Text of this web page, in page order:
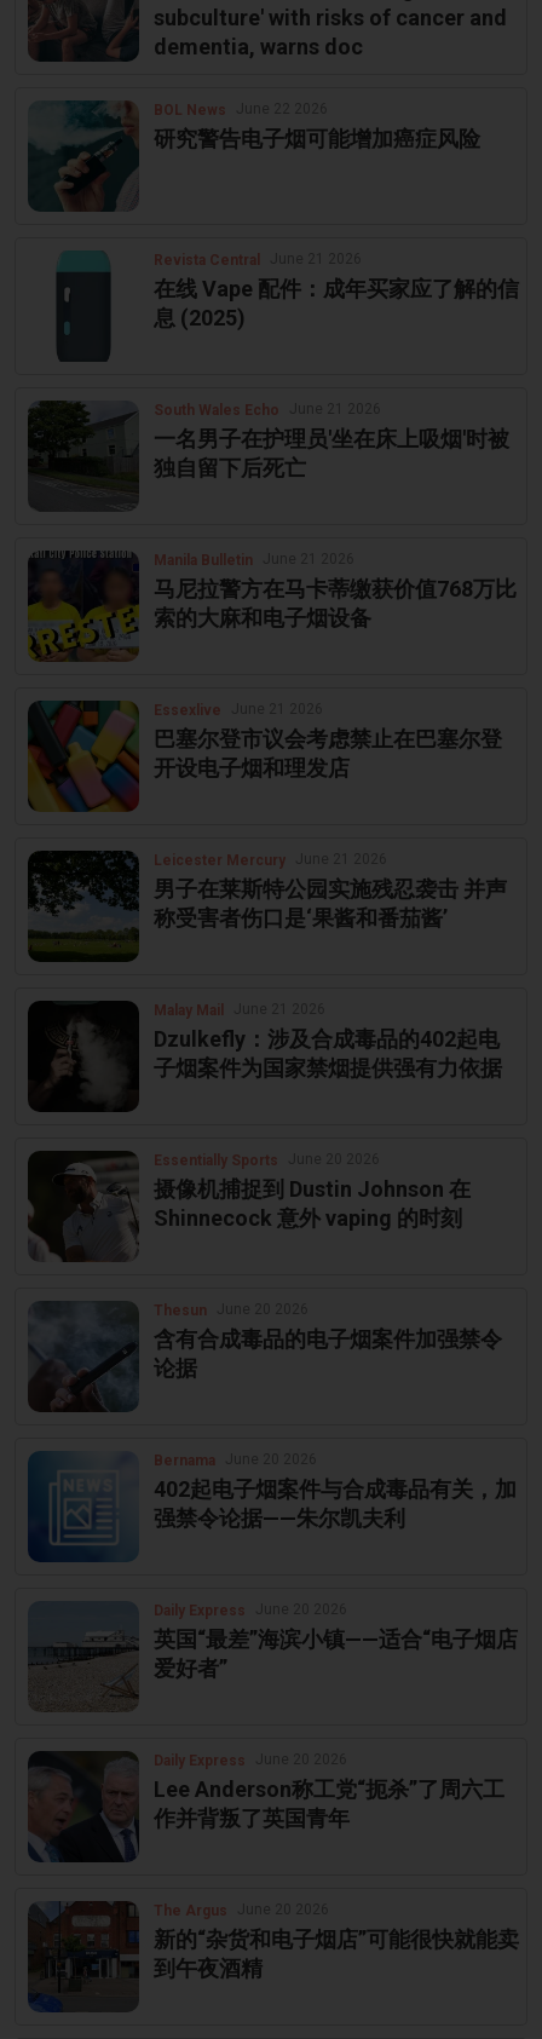
subculture' with risks of cancer and
dementia, warns doc
BOL News
研究警告电子烟可能增加癌症风险
Revista Central
在线 Vape 配件：成年买家应了解的信
息 (2025)
South Wales Echo
一名男子在护理员'坐在床上吸烟'时被
独自留下后死亡
Manila Bulletin
马尼拉警方在马卡蒂缴获价值768万比
索的大麻和电子烟设备
Essexlive
巴塞尔登市议会考虑禁止在巴塞尔登
开设电子烟和理发店
Leicester Mercury
男子在莱斯特公园实施残忍袭击 并声
称受害者伤口是‘果酱和番茄酱’
Malay Mail
Dzulkefly：涉及合成毒品的402起电
子烟案件为国家禁烟提供强有力依据
Essentially Sports
摄像机捕捉到 Dustin Johnson 在
Shinnecock 意外 vaping 的时刻
Thesun
含有合成毒品的电子烟案件加强禁令
论据
Bernama
402起电子烟案件与合成毒品有关，加
强禁令论据——朱尔凯夫利
Daily Express
英国“最差”海滨小镇——适合“电子烟店
爱好者”
Daily Express
Lee Anderson称工党“扼杀”了周六工
作并背叛了英国青年
The Argus
新的“杂货和电子烟店”可能很快就能卖
到午夜酒精